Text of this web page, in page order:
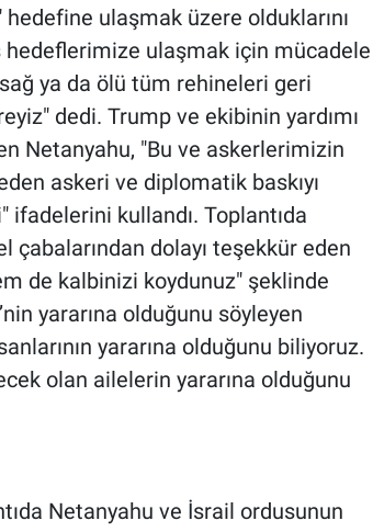
ulaşmak üzere olduklarını
hedeflerimize ulaşmak için mücadele
ya da ölü tüm rehineleri geri
dedi. Trump ve ekibinin yardımı
Netanyahu, "Bu ve askerlerimizin
askeri ve diplomatik baskıyı
kullandı. Toplantıda
çabalarından dolayı teşekkür eden
de kalbinizi koydunuz" şeklinde
yararına olduğunu söyleyen
yararına olduğunu biliyoruz.
olan ailelerin yararına olduğunu
Netanyahu ve İsrail ordusunun